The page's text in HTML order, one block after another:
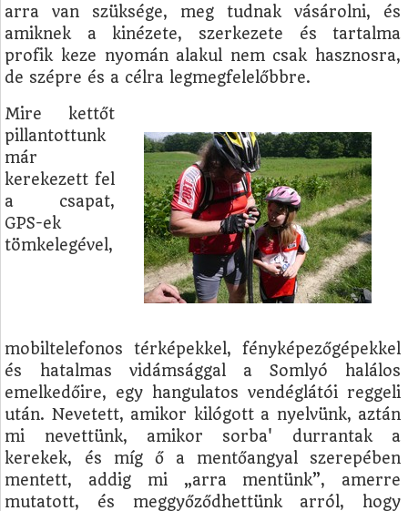
arra van szüksége, meg tudnak vásárolni, és
amiknek a kinézete, szerkezete és tartalma
profik keze nyomán alakul nem csak hasznosra,
de szépre és a célra legmegfelelőbbre.
Mire kettőt
pillantottunk
már
kerekezett fel
a csapat,
GPS-ek
tömkelegével,
mobiltelefonos térképekkel, fényképezőgépekkel
és hatalmas vidámsággal a Somlyó halálos
emelkedőire, egy hangulatos vendéglátói reggeli
után. Nevetett, amikor kilógott a nyelvünk, aztán
mi nevettünk, amikor sorba' durrantak a
kerekek, és míg ő a mentőangyal szerepében
mentett, addig mi „arra mentünk”, amerre
mutatott, és meggyőződhettünk arról, hogy